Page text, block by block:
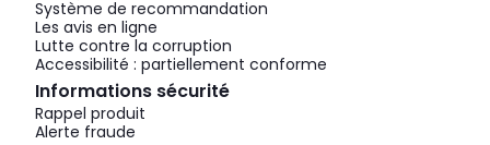
Système de recommandation
Les avis en ligne
Lutte contre la corruption
Accessibilité : partiellement conforme
Informations sécurité
Rappel produit
Alerte fraude